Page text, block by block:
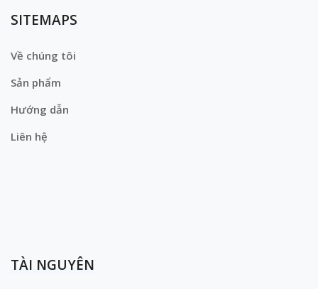
SITEMAPS
Về chúng tôi
Sản phẩm
Hướng dẫn
Liên hệ
TÀI NGUYÊN